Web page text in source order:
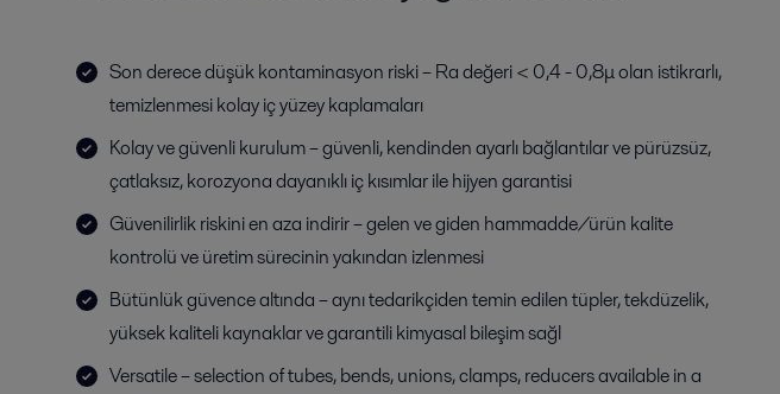
Son derece düşük kontaminasyon riski – Ra değeri < 0,4 - 0,8μ olan istikrarlı,
temizlenmesi kolay iç yüzey kaplamaları
Kolay ve güvenli kurulum – güvenli, kendinden ayarlı bağlantılar ve pürüzsüz,
çatlaksız, korozyona dayanıklı iç kısımlar ile hijyen garantisi
Güvenilirlik riskini en aza indirir – gelen ve giden hammadde/ürün kalite
kontrolü ve üretim sürecinin yakından izlenmesi
Bütünlük güvence altında – aynı tedarikçiden temin edilen tüpler, tekdüzelik,
yüksek kaliteli kaynaklar ve garantili kimyasal bileşim sağl
Versatile – selection of tubes, bends, unions, clamps, reducers available in a